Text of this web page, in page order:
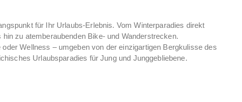
für Ihr Urlaubs-Erlebnis. Vom Winterparadies direkt
zu atemberaubenden Bike- und Wanderstrecken.
Wellness – umgeben von der einzigartigen Bergkulisse des
Urlaubsparadies für Jung und Junggebliebene.